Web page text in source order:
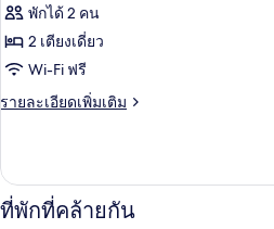
เตียง,
วิว
ภูเขา
ห้อง
พัก,
เตียง
เดี่ยว
เตียง,
วิว
พักได้ 2 คน
2 เตียงเดี่ยว
Wi-Fi ฟรี
รายละเอียดเพิ่มเติม
ราย
เกี่ยว
กับ
ห้อง
ที่พักที่คล้ายกัน